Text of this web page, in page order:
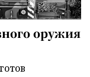
оружия